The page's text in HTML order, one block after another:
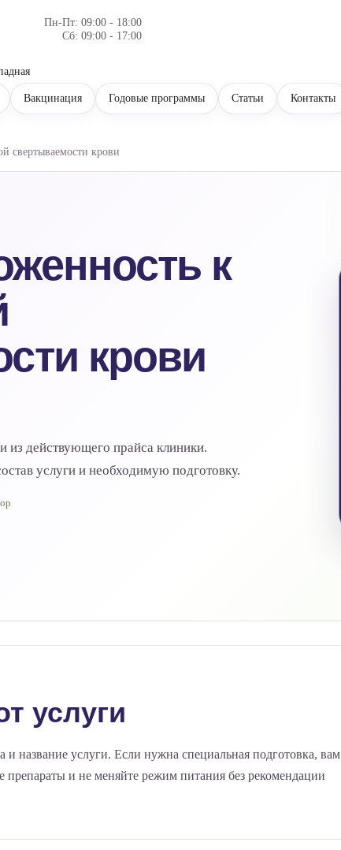
Пн-Пт: 09:00 - 18:00
Сб: 09:00 - 17:00
Вакцинация Годовые программы Статьи Контакты
свертываемости крови
к
крови
из действующего прайса клиники.
услуги и необходимую подготовку.
услуги
и название услуги. Если нужна специальная подготовка, вам
препараты и не меняйте режим питания без рекомендации